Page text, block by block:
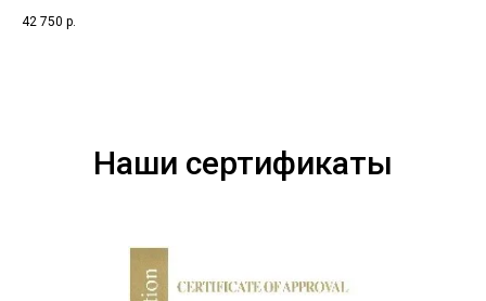
42 750 р.
Наши сертификаты